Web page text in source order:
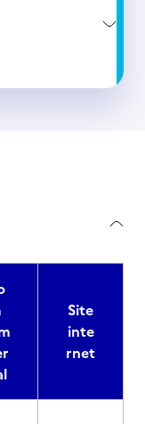
Site
inte
rnet